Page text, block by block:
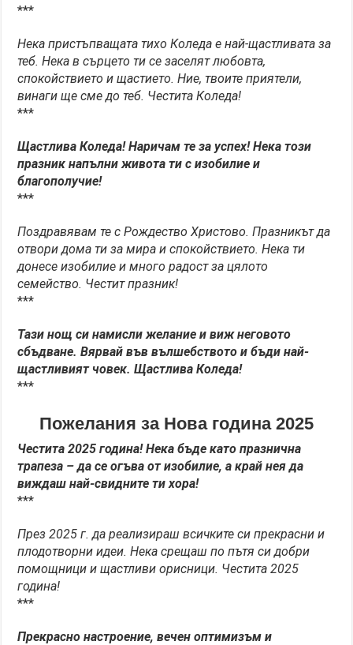
***
Нека пристъпващата тихо Коледа е най-щастливата за
теб. Нека в сърцето ти се заселят любовта,
спокойствието и щастието. Ние, твоите приятели,
винаги ще сме до теб. Честита Коледа!
***
Щастлива Коледа! Наричам те за успех! Нека този
празник напълни живота ти с изобилие и
благополучие!
***
Поздравявам те с Рождество Христово. Празникът да
отвори дома ти за мира и спокойствието. Нека ти
донесе изобилие и много радост за цялото
семейство. Честит празник!
***
Тази нощ си намисли желание и виж неговото
сбъдване. Вярвай във вълшебството и бъди най-
щастливият човек. Щастлива Коледа!
***
Пожелания за Нова година 2025
Честита 2025 година! Нека бъде като празнична
трапеза – да се огъва от изобилие, а край нея да
виждаш най-свидните ти хора!
***
През 2025 г. да реализираш всичките си прекрасни и
плодотворни идеи. Нека срещаш по пътя си добри
помощници и щастливи орисници. Честита 2025
година!
***
Прекрасно настроение, вечен оптимизъм и